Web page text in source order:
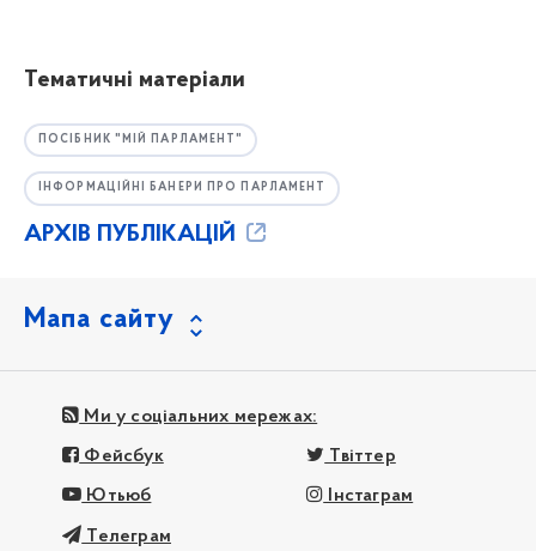
Тематичні матеріали
ПОСІБНИК "МІЙ ПАРЛАМЕНТ"
ІНФОРМАЦІЙНІ БАНЕРИ ПРО ПАРЛАМЕНТ
АРХІВ ПУБЛІКАЦІЙ
Мапа сайту
Ми у соціальних мережах:
Фейсбук Твіттер
Ютьюб Інстаграм
Телеграм